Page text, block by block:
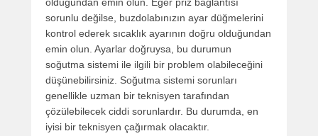
olduğundan emin olun. Eğer priz bağlantısı
sorunlu değilse, buzdolabınızın ayar düğmelerini
kontrol ederek sıcaklık ayarının doğru olduğundan
emin olun. Ayarlar doğruysa, bu durumun
soğutma sistemi ile ilgili bir problem olabileceğini
düşünebilirsiniz. Soğutma sistemi sorunları
genellikle uzman bir teknisyen tarafından
çözülebilecek ciddi sorunlardır. Bu durumda, en
iyisi bir teknisyen çağırmak olacaktır.